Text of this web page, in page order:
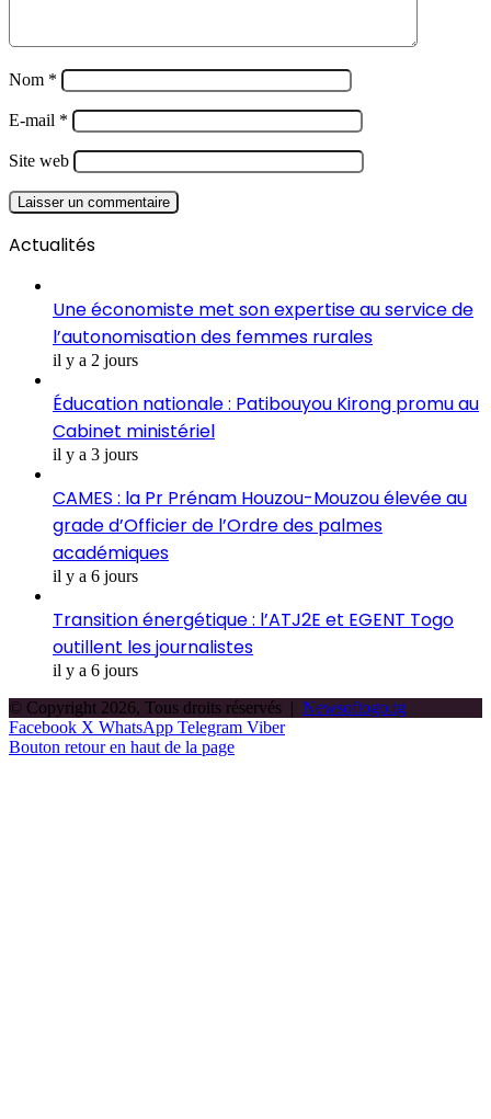
Nom *
E-mail *
Site web
Actualités
Une économiste met son expertise au service de
l’autonomisation des femmes rurales
il y a 2 jours
Éducation nationale : Patibouyou Kirong promu au
Cabinet ministériel
il y a 3 jours
CAMES : la Pr Prénam Houzou-Mouzou élevée au
grade d’Officier de l’Ordre des palmes
académiques
il y a 6 jours
Transition énergétique : l’ATJ2E et EGENT Togo
outillent les journalistes
il y a 6 jours
© Copyright 2026, Tous droits réservés | Newsoftogo.tg
Facebook X WhatsApp Telegram Viber
Bouton retour en haut de la page